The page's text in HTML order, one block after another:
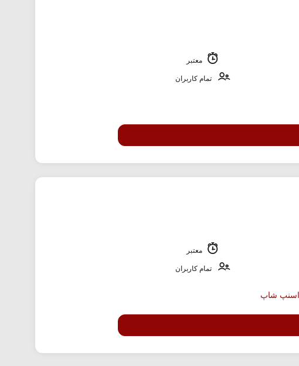
معتبر
تمام کاربران
معتبر
تمام کاربران